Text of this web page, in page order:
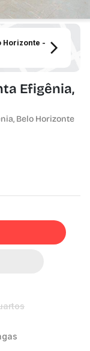
Horizonte -
Efigênia,
Belo Horizonte